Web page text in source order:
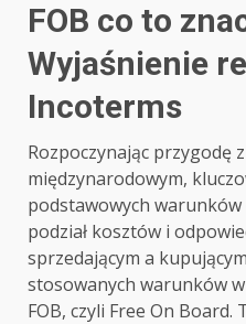
FOB co to
Wyjaśnienie
Incoterms
Rozpoczynając przygodę
międzynarodowym,
podstawowych
podział kosztów i
sprzedającym a
stosowanych warunków
FOB, czyli Free On